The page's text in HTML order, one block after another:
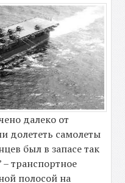
далеко от
долететь самолеты
был в запасе так
транспортное
полосой на